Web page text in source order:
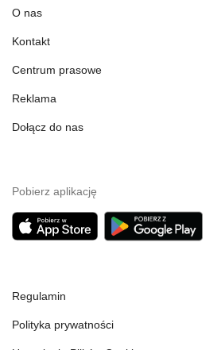
O nas
Kontakt
Centrum prasowe
Reklama
Dołącz do nas
Pobierz aplikację
Regulamin
Polityka prywatności